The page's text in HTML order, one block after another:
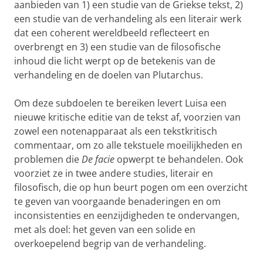
aanbieden van 1) een studie van de Griekse tekst, 2)
een studie van de verhandeling als een literair werk
dat een coherent wereldbeeld reflecteert en
overbrengt en 3) een studie van de filosofische
inhoud die licht werpt op de betekenis van de
verhandeling en de doelen van Plutarchus.
Om deze subdoelen te bereiken levert Luisa een
nieuwe kritische editie van de tekst af, voorzien van
zowel een notenapparaat als een tekstkritisch
commentaar, om zo alle tekstuele moeilijkheden en
problemen dieDe facie opwerpt te behandelen. Ook
voorziet ze in twee andere studies, literair en
filosofisch, die op hun beurt pogen om een overzicht
te geven van voorgaande benaderingen en om
inconsistenties en eenzijdigheden te ondervangen,
met als doel: het geven van een solide en
overkoepelend begrip van de verhandeling.